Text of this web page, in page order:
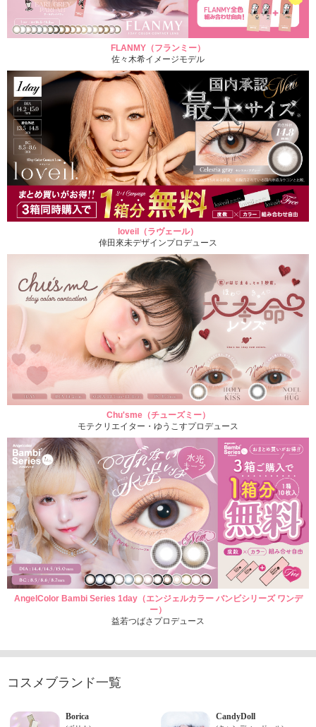
FLANMY（フランミー）
佐々木希イメージモデル
loveil（ラヴェール）
倖田來未デザインプロデュース
Chu'sme（チューズミー）
モテクリエイター・ゆうこすプロデュース
AngelColor Bambi Series 1day（エンジェルカラー バンビシリーズ ワンデ
ー）
益若つばさプロデュース
コスメブランド一覧